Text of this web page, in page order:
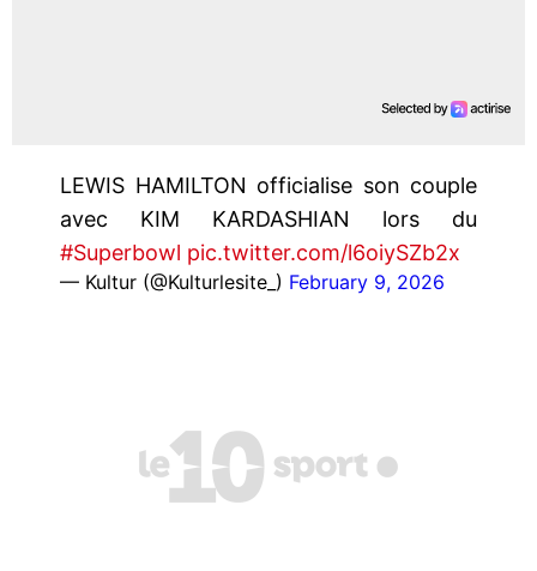
LEWIS HAMILTON officialise son couple
avec KIM KARDASHIAN lors du
#Superbowl pic.twitter.com/l6oiySZb2x
— Kultur (@Kulturlesite_) February 9, 2026